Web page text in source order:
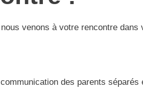
venons à votre rencontre
des parents